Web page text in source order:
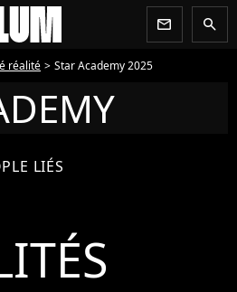
newsletter search
réalité Star Academy 2025
LIÉS